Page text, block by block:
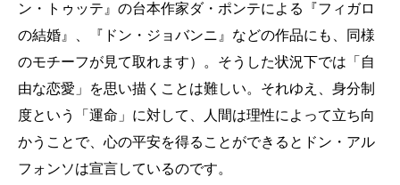
ン・トゥッテ』の台本作家ダ・ポンテによる『フィガロ
の結婚』、『ドン・ジョバンニ』などの作品にも、同様
のモチーフが見て取れます）。そうした状況下では「自
由な恋愛」を思い描くことは難しい。それゆえ、身分制
度という「運命」に対して、人間は理性によって立ち向
かうことで、心の平安を得ることができるとドン・アル
フォンソは宣言しているのです。